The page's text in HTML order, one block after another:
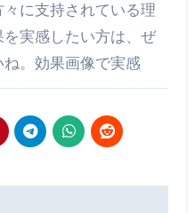
に支持されている理
実感したい方は、ぜ
。効果画像で実感